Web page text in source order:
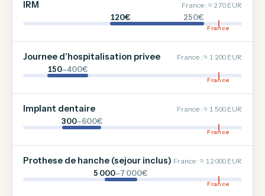
IRM France : ≈ 270 EUR
120€ 250€
France
Journee d'hospitalisation privee France : ≈ 1 200 EUR
150–400€
France
Implant dentaire France : ≈ 1 500 EUR
300–600€
France
Prothese de hanche (sejour inclus) France : ≈ 12 000 EUR
5 000–7 000€
France